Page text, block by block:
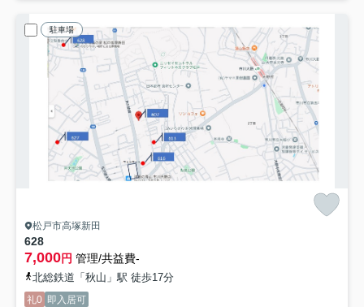
駐車場
松戸市高塚新田
628
7,000円 管理/共益費-
北総鉄道「秋山」駅 徒歩17分
礼0 即入居可